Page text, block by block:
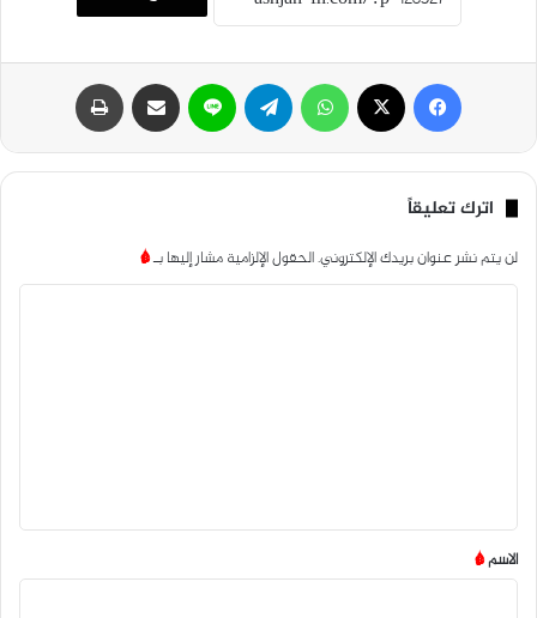
اترك تعليقاً
لن يتم نشر عنوان بريدك الإلكتروني.الحقول الإلزامية مشار إليها بـ*
*
الاسم*